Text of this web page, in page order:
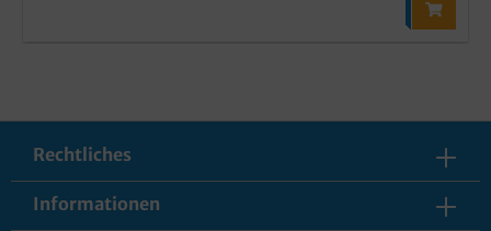
Rechtliches
Informationen